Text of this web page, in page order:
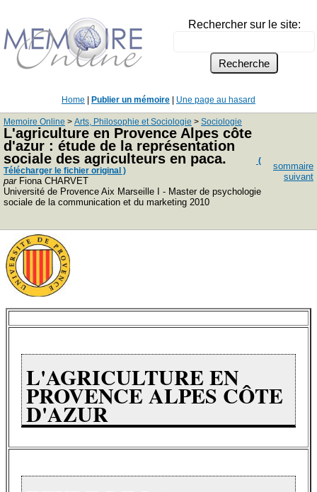
Rechercher sur le site:
Home Publier un mémoire Une page au hasard
Memoire Online > Arts, Philosophie et Sociologie > Sociologie
L'agriculture en Provence Alpes côte
d'azur : étude de la représentation
sociale des agriculteurs en paca.
(
Télécharger le fichier original )
parFiona CHARVET
Université de Provence Aix Marseille I - Master de psychologie
sociale de la communication et du marketing 2010
sommaire
suivant
L'AGRICULTURE EN
PROVENCE ALPES CÔTE
D'AZUR